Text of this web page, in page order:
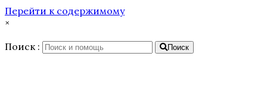
Перейти к содержимому
×
Поиск :
Поиск